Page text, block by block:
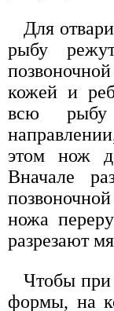
Для
рыбу
кожей и
всю
этом нож
Вначале
ножа
разрезают
Чтобы при
формы, на